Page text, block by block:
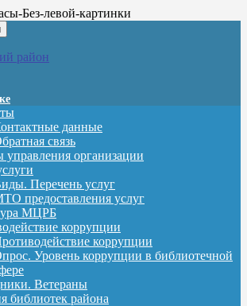
район
данные
связь
управления организации
Перечень услуг
предоставления услуг
МЦРБ
коррупции
коррупции
Уровень коррупции в библиотечной
Ветераны
библиотек района